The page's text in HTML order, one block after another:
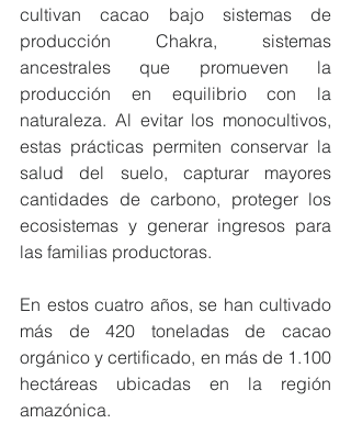
cultivan cacao bajo sistemas de
producción Chakra, sistemas
ancestrales que promueven la
producción en equilibrio con la
naturaleza. Al evitar los monocultivos,
estas prácticas permiten conservar la
salud del suelo, capturar mayores
cantidades de carbono, proteger los
ecosistemas y generar ingresos para
las familias productoras.
En estos cuatro años, se han cultivado
más de 420 toneladas de cacao
orgánico y certificado, en más de 1.100
hectáreas ubicadas en la región
amazónica.